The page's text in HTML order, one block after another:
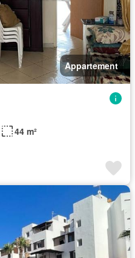
Appartement
44 m²